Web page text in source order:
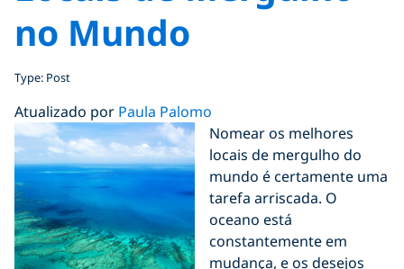
no Mundo
Type: Post
Atualizado por Paula Palomo
Nomear os melhores
locais de mergulho do
mundo é certamente uma
tarefa arriscada. O
oceano está
constantemente em
mudança, e os desejos